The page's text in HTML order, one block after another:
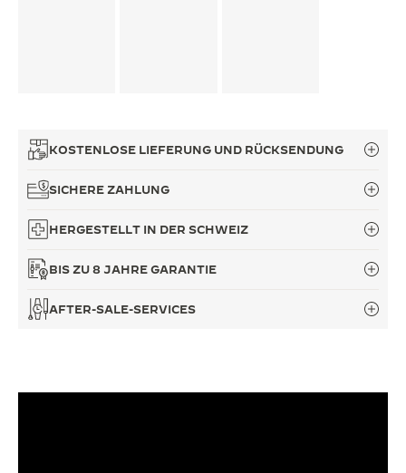
KOSTENLOSE LIEFERUNG UND RÜCKSENDUNG
SICHERE ZAHLUNG
HERGESTELLT IN DER SCHWEIZ
BIS ZU 8 JAHRE GARANTIE
AFTER-SALE-SERVICES